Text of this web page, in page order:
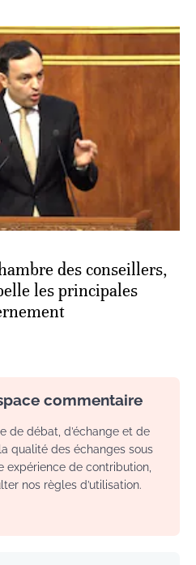
des conseillers,
les principales
commentaire
de débat, d’échange et de
qualité des échanges sous
expérience de contribution,
nos règles d’utilisation.